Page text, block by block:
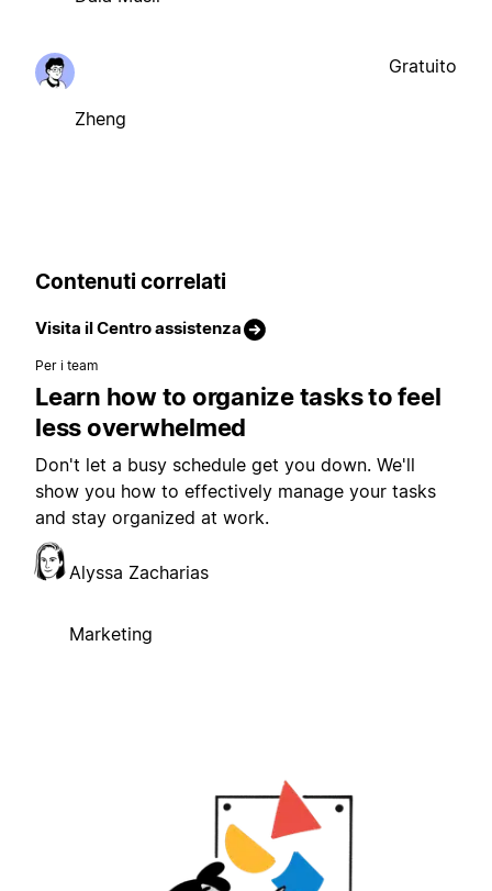
Zheng
Gratuito
Contenuti correlati
Visita il Centro assistenza
Per i team
Learn how to organize tasks to feel
less overwhelmed
Don't let a busy schedule get you down. We'll
show you how to effectively manage your tasks
and stay organized at work.
Alyssa Zacharias
Marketing